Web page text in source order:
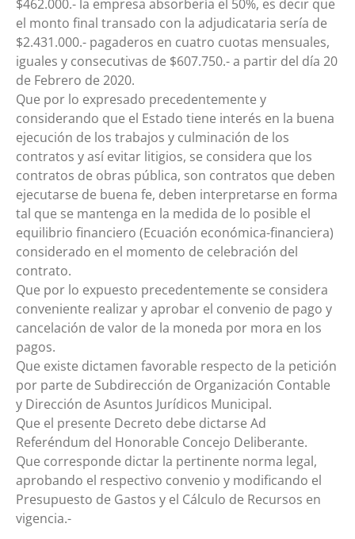
$462.000.- la empresa absorbería el 50%, es decir que
el monto final transado con la adjudicataria sería de
$2.431.000.- pagaderos en cuatro cuotas mensuales,
iguales y consecutivas de $607.750.- a partir del día 20
de Febrero de 2020.
Que por lo expresado precedentemente y
considerando que el Estado tiene interés en la buena
ejecución de los trabajos y culminación de los
contratos y así evitar litigios, se considera que los
contratos de obras pública, son contratos que deben
ejecutarse de buena fe, deben interpretarse en forma
tal que se mantenga en la medida de lo posible el
equilibrio financiero (Ecuación económica-financiera)
considerado en el momento de celebración del
contrato.
Que por lo expuesto precedentemente se considera
conveniente realizar y aprobar el convenio de pago y
cancelación de valor de la moneda por mora en los
pagos.
Que existe dictamen favorable respecto de la petición
por parte de Subdirección de Organización Contable
y Dirección de Asuntos Jurídicos Municipal.
Que el presente Decreto debe dictarse Ad
Referéndum del Honorable Concejo Deliberante.
Que corresponde dictar la pertinente norma legal,
aprobando el respectivo convenio y modificando el
Presupuesto de Gastos y el Cálculo de Recursos en
vigencia.-